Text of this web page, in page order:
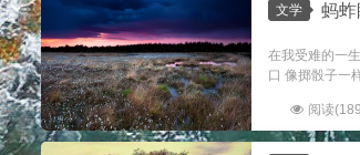
文学 蚂
在我受难的一
口 像掷骰子一
阅读